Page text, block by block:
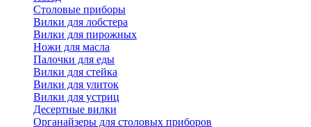
Cтоловые приборы
Вилки для лобстера
Вилки для пирожных
Ножи для масла
Палочки для еды
Вилки для стейка
Вилки для улиток
Вилки для устриц
Десертные вилки
Органайзеры для столовых приборов